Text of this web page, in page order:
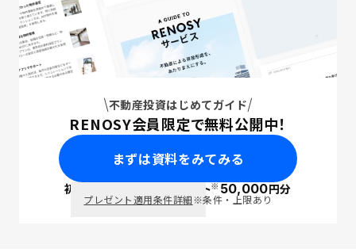
不動産投資はじめてガイド
RENOSY会員限定で無料公開中！
まずは資料をみてみる
初回面談で ポイント※50,000円分
プレゼント適用条件詳細※条件・上限あり